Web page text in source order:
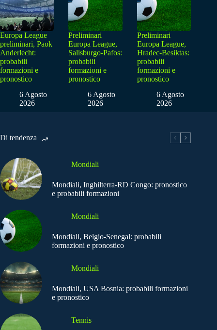
Europa League
preliminari, Paok
Anderlecht:
probabili
formazioni e
pronostico
6 Agosto
2026
Preliminari
Europa League,
Salisburgo-Pafos:
probabili
formazioni e
pronostico
6 Agosto
2026
Preliminari
Europa League,
Hradec-Besiktas:
probabili
formazioni e
pronostico
6 Agosto
2026
Di tendenza
Mondiali
Mondiali, Inghilterra-RD Congo: pronostico
e probabili formazioni
Mondiali
Mondiali, Belgio-Senegal: probabili
formazioni e pronostico
Mondiali
Mondiali, USA Bosnia: probabili formazioni
e pronostico
Tennis